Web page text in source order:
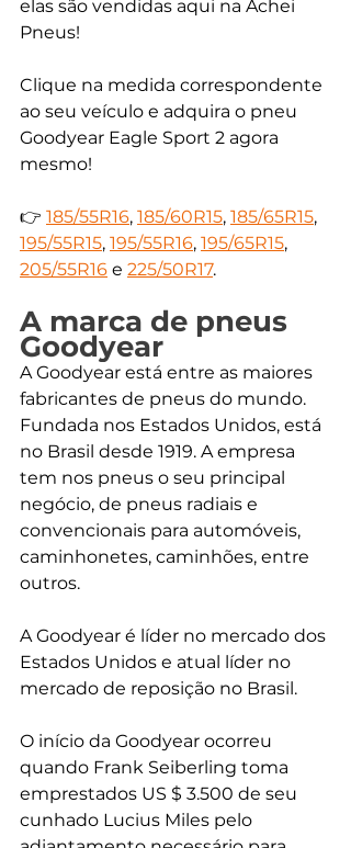
elas são vendidas aqui na Achei
Pneus!
Clique na medida correspondente
ao seu veículo e adquira o pneu
Goodyear Eagle Sport 2 agora
mesmo!
👉 185/55R16, 185/60R15, 185/65R15,
195/55R15, 195/55R16, 195/65R15,
205/55R16 e 225/50R17.
A marca de pneus
Goodyear
A Goodyear está entre as maiores
fabricantes de pneus do mundo.
Fundada nos Estados Unidos, está
no Brasil desde 1919. A empresa
tem nos pneus o seu principal
negócio, de pneus radiais e
convencionais para automóveis,
caminhonetes, caminhões, entre
outros.
A Goodyear é líder no mercado dos
Estados Unidos e atual líder no
mercado de reposição no Brasil.
O início da Goodyear ocorreu
quando Frank Seiberling toma
emprestados US $ 3.500 de seu
cunhado Lucius Miles pelo